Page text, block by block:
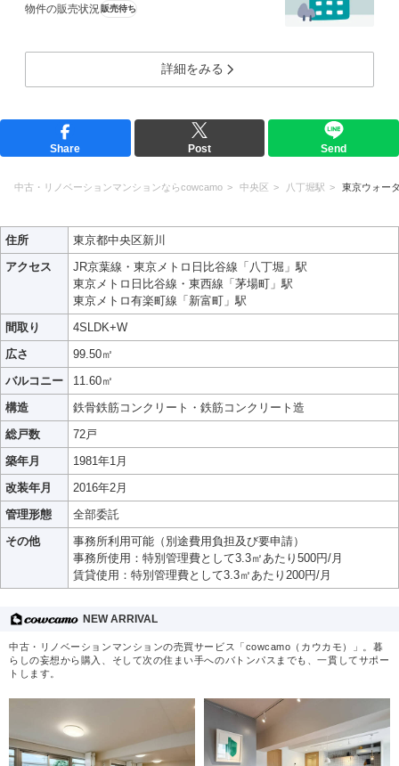
物件の販売状況 販売待ち
詳細をみる
Share Post Send
中古・リノベーションマンションならcowcamo 中央区 八丁堀駅 東京ウォー
住所
東京都中央区新川
アクセス
JR京葉線・東京メトロ日比谷線「八丁堀」駅
東京メトロ日比谷線・東西線「茅場町」駅
東京メトロ有楽町線「新富町」駅
間取り
4SLDK+W
広さ
99.50㎡
バルコニー
11.60㎡
構造
鉄骨鉄筋コンクリート・鉄筋コンクリート造
総戸数
72戸
築年月
1981年1月
改装年月
2016年2月
管理形態
全部委託
その他
事務所利用可能（別途費用負担及び要申請）
事務所使用：特別管理費として3.3㎡あたり500円/月
賃貸使用：特別管理費として3.3㎡あたり200円/月
NEW ARRIVAL
中古・リノベーションマンションの売買サービス「cowcamo（カウカモ）」。暮
らしの妄想から購入、そして次の住まい手へのバトンパスまでも、一貫してサポー
トします。